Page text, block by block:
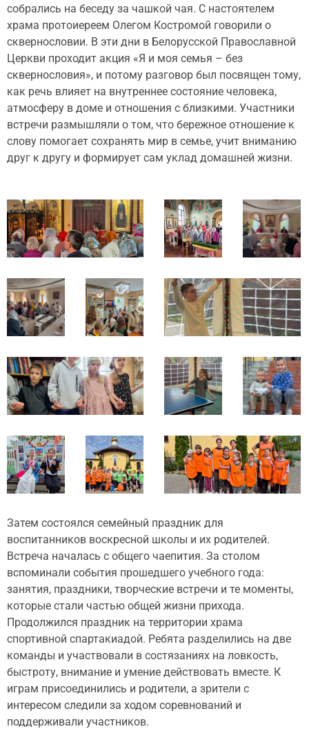
собрались на беседу за чашкой чая. С настоятелем
храма протоиереем Олегом Костромой говорили о
сквернословии. В эти дни в Белорусской Православной
Церкви проходит акция «Я и моя семья – без
сквернословия», и потому разговор был посвящен тому,
как речь влияет на внутреннее состояние человека,
атмосферу в доме и отношения с близкими. Участники
встречи размышляли о том, что бережное отношение к
слову помогает сохранять мир в семье, учит вниманию
друг к другу и формирует сам уклад домашней жизни.
Затем состоялся семейный праздник для
воспитанников воскресной школы и их родителей.
Встреча началась с общего чаепития. За столом
вспоминали события прошедшего учебного года:
занятия, праздники, творческие встречи и те моменты,
которые стали частью общей жизни прихода.
Продолжился праздник на территории храма
спортивной спартакиадой. Ребята разделились на две
команды и участвовали в состязаниях на ловкость,
быстроту, внимание и умение действовать вместе. К
играм присоединились и родители, а зрители с
интересом следили за ходом соревнований и
поддерживали участников.